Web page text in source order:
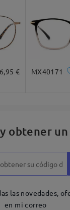
€ MX40171
obtener
las novedades,
en mi correo